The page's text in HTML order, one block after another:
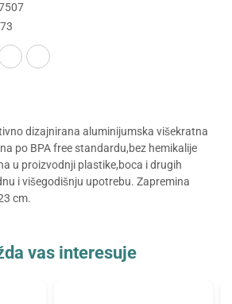
dizajnirana aluminijumska višekratna
po BPA free standardu,bez hemikalije
u proizvodnji plastike,boca i drugih
i višegodišnju upotrebu. Zapremina
cm.
vas interesuje